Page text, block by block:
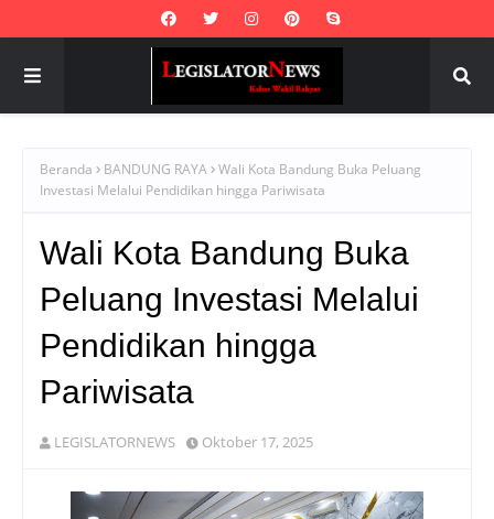
Beranda BANDUNG RAYA Wali Kota Bandung Buka Peluang
Investasi Melalui Pendidikan hingga Pariwisata
Wali Kota Bandung Buka
Peluang Investasi Melalui
Pendidikan hingga
Pariwisata
LEGISLATORNEWS Oktober 17, 2025